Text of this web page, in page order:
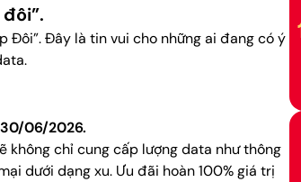
Đôi”. Đây là tin vui cho những ai đang có ý
30/06/2026.
không chỉ cung cấp lượng data như thông
dưới dạng xu. Ưu đãi hoàn 100% giá trị